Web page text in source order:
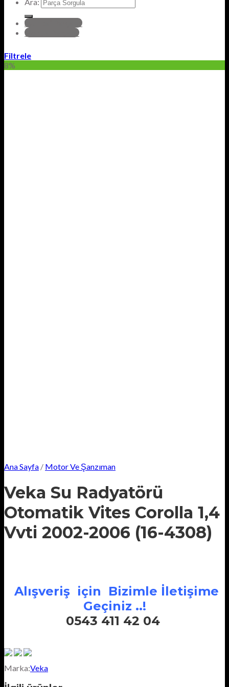
hyundai Parçalar
Honda Parçalar
Filtrele
8%
Ana Sayfa / Motor Ve Şanzıman
Veka Su Radyatörü
Otomatik Vites Corolla 1,4
Vvti 2002-2006 (16-4308)
Alışveriş için Bizimle İletişime
Geçiniz ..!
0543 411 42 04
Marka:Veka